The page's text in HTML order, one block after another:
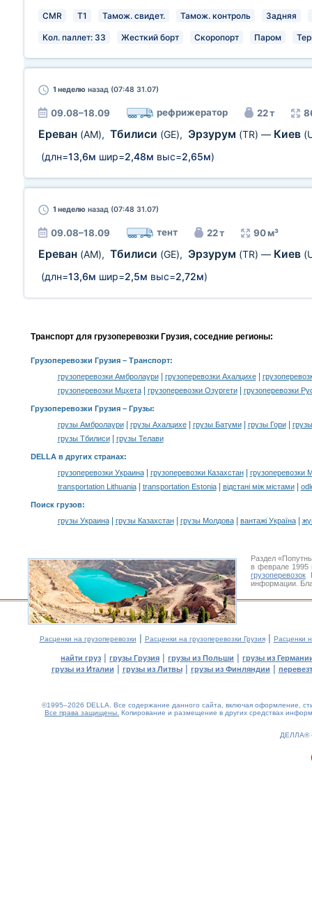
CMR T1 Тамож. свидет. Тамож. контроль Задняя
Кол. паллет: 33 Жесткий борт Скоропорт Паром
1 неделю назад (07:48 31.07)
09.08–18.09 рефрижератор 22 т
Ереван (AM), Тбилиси (GE), Эрзурум (TR) — Киев
(длн=13,6м шир=2,48м выс=2,65м)
1 неделю назад (07:48 31.07)
09.08–18.09 тент 22 т 90 м³
Ереван (AM), Тбилиси (GE), Эрзурум (TR) — Киев
(длн=13,6м шир=2,5м выс=2,72м)
Транспорт для грузоперевозки Грузия, соседние регионы:
Грузоперевозки Грузия– Транспорт:
грузоперевозки Амбролаури| грузоперевозки Ахалцихе|
грузоперевозки Мцхета| грузоперевозки Озургети| грузоперевозки
Грузоперевозки Грузия – Грузы:
грузы Амбролаури| грузы Ахалцихе| грузы Батуми| грузы Гори|
грузы Тбилиси| грузы Телави
DELLA в других странах:
грузоперевозки Украина| грузоперевозки Казахстан|
грузоперевозки
transportation Lithuania| transportation Estonia| відстані між містами|
Поиск грузов:
грузы Украина| грузы Казахстан| грузы Молдова| вантажі Україна|
Раздел
в феврале 1995
грузоперевозок
информации.
Расценки на грузоперевозки | Расценки на грузоперевозки Грузия| Расценки
найти груз | грузы Грузия | грузы из Польши | грузы из
грузы из Италии | грузы из Литвы| грузы из Финляндии |
©1995–2026 DELLA. Все содержание данного сайта, включая оформление,
Все права защищены. Копирование и размещение в других средствах